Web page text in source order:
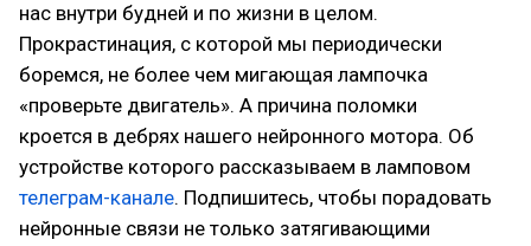
нас внутри будней и по жизни в целом.
Прокрастинация, с которой мы периодически
боремся, не более чем мигающая лампочка
«проверьте двигатель». А причина поломки
кроется в дебрях нашего нейронного мотора. Об
устройстве которого рассказываем в ламповом
телеграм-канале. Подпишитесь, чтобы порадовать
нейронные связи не только затягивающими